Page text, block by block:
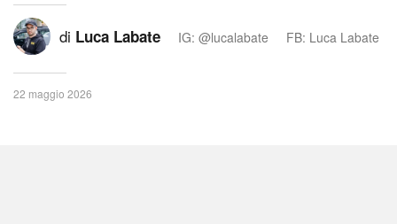
di Luca Labate IG: @lucalabate FB: Luca Labate
22 maggio 2026